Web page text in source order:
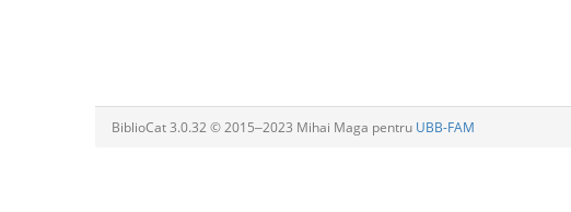
BiblioCat 3.0.32 © 2015‒2023 Mihai Maga pentru UBB-FAM